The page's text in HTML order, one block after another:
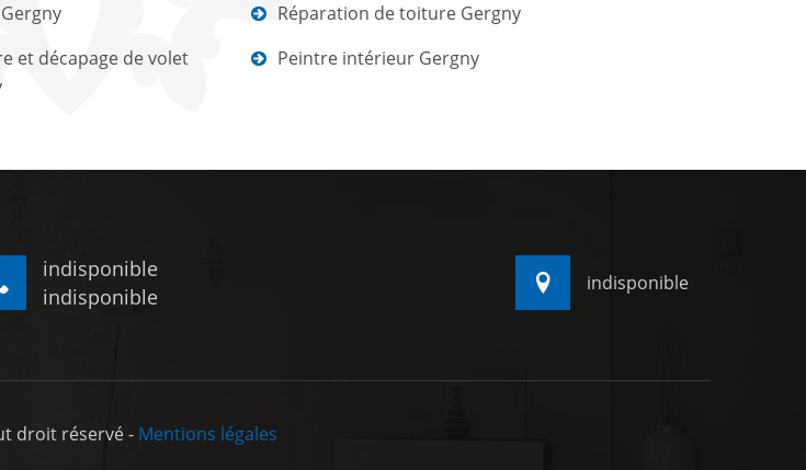
et décapage de volet
Réparation de toiture Gergny
Peintre intérieur Gergny
indisponible
indisponible
indisponible
droit réservé - Mentions légales